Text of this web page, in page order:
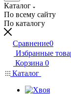
Каталог
По всему сайту
По каталогу
Сравнение0
Избранные
Корзина 0
Каталог